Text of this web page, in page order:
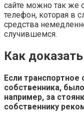
сайте можно так же
телефон, которая в
средства
случившемся.
Как
Если
собственника,
например, за
собственнику